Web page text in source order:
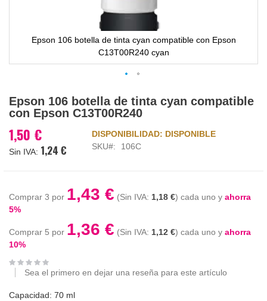
Epson 106 botella de tinta cyan compatible con Epson
C13T00R240 cyan
al
comienzo
la
galería
Epson 106 botella de tinta cyan compatible
con Epson C13T00R240
1,50 €
1,24 €
DISPONIBILIDAD: DISPONIBLE
SKU
106C
Comprar 3 por 1,43 € 1,18 € cada uno y ahorra
5%
Comprar 5 por 1,36 € 1,12 € cada uno y ahorra
10%
Sea el primero en dejar una reseña para este artículo
Capacidad: 70 ml